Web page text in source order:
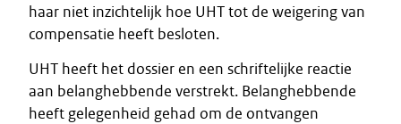
haar niet inzichtelijk hoe UHT tot de weigering van
compensatie heeft besloten.
UHT heeft het dossier en een schriftelijke reactie
aan belanghebbende verstrekt. Belanghebbende
heeft gelegenheid gehad om de ontvangen